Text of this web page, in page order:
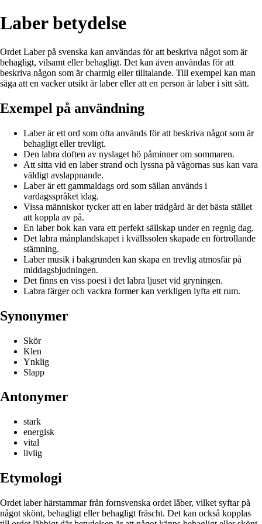
Laber betydelse
Ordet Laber på svenska kan användas för att beskriva något som är
behagligt, vilsamt eller behagligt. Det kan även användas för att
beskriva någon som är charmig eller tilltalande. Till exempel kan man
säga att en vacker utsikt är laber eller att en person är laber i sitt sätt.
Exempel på användning
Laber är ett ord som ofta används för att beskriva något som är
behagligt eller trevligt.
Den labra doften av nyslaget hö påminner om sommaren.
Att sitta vid en laber strand och lyssna på vågornas sus kan vara
väldigt avslappnande.
Laber är ett gammaldags ord som sällan används i
vardagsspråket idag.
Vissa människor tycker att en laber trädgård är det bästa stället
att koppla av på.
En laber bok kan vara ett perfekt sällskap under en regnig dag.
Det labra månplandskapet i kvällssolen skapade en förtrollande
stämning.
Laber musik i bakgrunden kan skapa en trevlig atmosfär på
middagsbjudningen.
Det finns en viss poesi i det labra ljuset vid gryningen.
Labra färger och vackra former kan verkligen lyfta ett rum.
Synonymer
Skör
Klen
Ynklig
Slapp
Antonymer
stark
energisk
vital
livlig
Etymologi
Ordet laber härstammar från fornsvenska ordet lǟber, vilket syftar på
något skönt, behagligt eller behagligt fräscht. Det kan också kopplas